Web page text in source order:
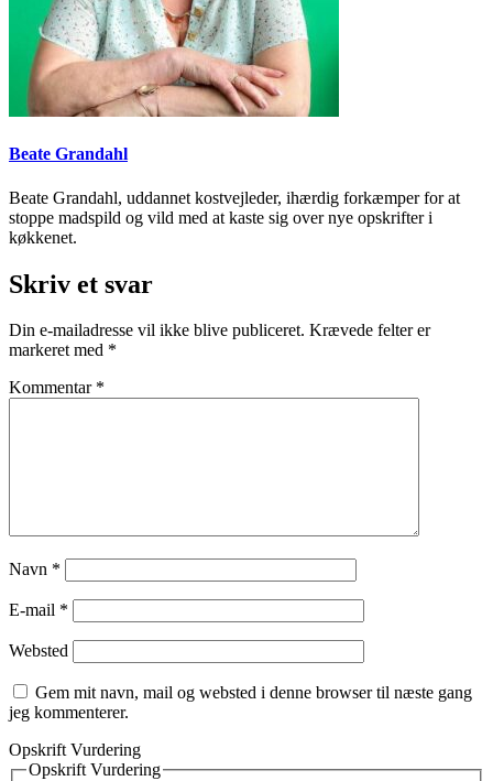
Beate Grandahl
Beate Grandahl, uddannet kostvejleder, ihærdig forkæmper for at
stoppe madspild og vild med at kaste sig over nye opskrifter i
køkkenet.
Skriv et svar
Din e-mailadresse vil ikke blive publiceret. Krævede felter er
markeret med *
Kommentar *
Navn *
E-mail *
Websted
Gem mit navn, mail og websted i denne browser til næste gang
jeg kommenterer.
Opskrift Vurdering
Opskrift Vurdering